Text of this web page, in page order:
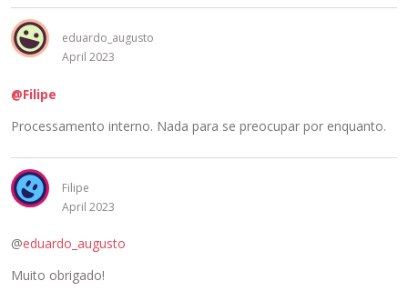
l
eduardo_augusto
April 2023
@Filipe
Processamento interno. Nada para se preocupar por enquanto.
Filipe
April 2023
@eduardo_augusto
Muito obrigado!